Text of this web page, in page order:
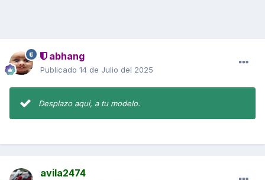
abhang
Publicado 14 de Julio del 2025
Desplazo aqui, a tu modelo.
avila2474